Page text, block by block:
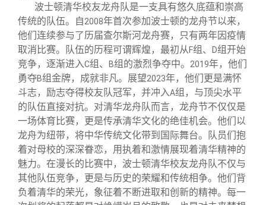
波士顿清华校友龙舟队是一支具有悠久底蕴和崇高
传统的队伍。自2008年首次参加波士顿的龙舟节以来，
他们连续参与了历届查尔斯河龙舟赛，只有两年因疫情
取消比赛。队伍的历程可谓辉煌，最初从 F组、 D组开始
竞争，逐渐进入C组、 B组的激烈争夺中。 2019年，他们
勇夺B组金牌，成就非凡。展望2023年，他们更是满怀
斗志，励志夺得校友队冠军，并冲入A组，与顶尖水平
的队伍直接对抗。对清华龙舟队而言，龙舟节不仅仅是
一场体育比赛，更是传承清华文化的绝佳机会。他们以
龙舟为纽带，将中华传统文化带到国际舞台。队员们抱
着对母校的深深眷恋，用执着和激情展现着清华精神的
魅力。在漫长的比赛中，波士顿清华校友龙舟队不仅与
其他队伍竞争，更是与历史的荣耀和传统相争。他们背
负着清华的荣光，象征着不断进取和创新的精神。每一